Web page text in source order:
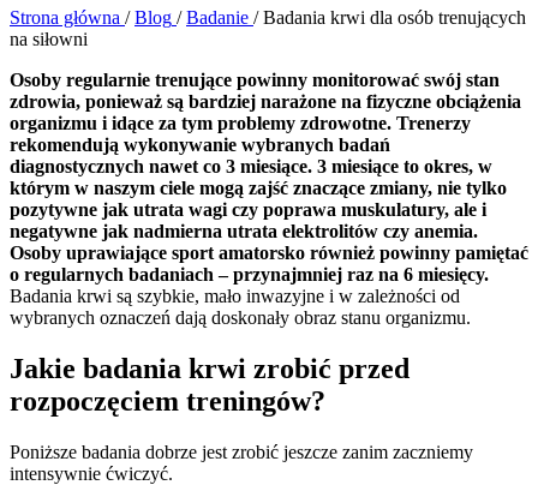
Strona główna / Blog / Badanie / Badania krwi dla osób trenujących
na siłowni
Osoby regularnie trenujące powinny monitorować swój stan
zdrowia, ponieważ są bardziej narażone na fizyczne obciążenia
organizmu i idące za tym problemy zdrowotne. Trenerzy
rekomendują wykonywanie wybranych badań
diagnostycznych nawet co 3 miesiące. 3 miesiące to okres, w
którym w naszym ciele mogą zajść znaczące zmiany, nie tylko
pozytywne jak utrata wagi czy poprawa muskulatury, ale i
negatywne jak nadmierna utrata elektrolitów czy anemia.
Osoby uprawiające sport amatorsko również powinny pamiętać
o regularnych badaniach – przynajmniej raz na 6 miesięcy.
Badania krwi są szybkie, mało inwazyjne i w zależności od
wybranych oznaczeń dają doskonały obraz stanu organizmu.
Jakie badania krwi zrobić przed
rozpoczęciem treningów?
Poniższe badania dobrze jest zrobić jeszcze zanim zaczniemy
intensywnie ćwiczyć.